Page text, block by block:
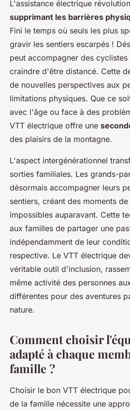
L'assistance électrique
supprimant les barrières
Fini le temps où seuls les plus
gravir les sentiers escarpés !
peut accompagner des cyclistes
craindre d'être distancé. Cette
de nouvelles perspectives aux
limitations physiques. Que ce
avec l'âge ou face à des
VTT électrique offre une
des plaisirs de la montagne.
L'aspect intergénérationnel
sorties familiales. Les grands-
désormais accompagner leurs
sentiers, créant des moments
impossibles auparavant. Cette
aux familles de partager une
indépendamment de leur
respective. Le VTT électrique
véritable outil d'inclusion,
même activité des personnes
différentes pour des aventures
nature.
Comment choisir
adapté à chaque
famille ?
Choisir le bon VTT électrique
de la famille nécessite une